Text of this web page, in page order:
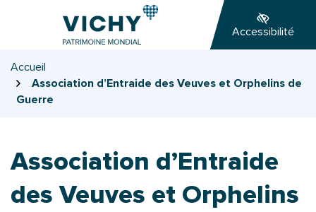
page
Accessibilité
Accueil
Association d’Entraide des Veuves et Orphelins de
Guerre
Association d’Entraide
des Veuves et Orphelins